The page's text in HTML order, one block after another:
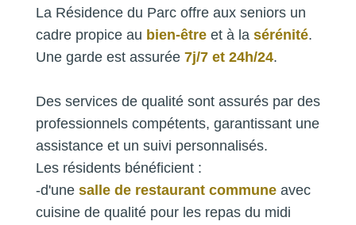
La Résidence du Parc offre aux seniors un
cadre propice au bien-être et à la sérénité.
Une garde est assurée 7j/7 et 24h/24.
Des services de qualité sont assurés par des
professionnels compétents, garantissant une
assistance et un suivi personnalisés.
Les résidents bénéficient :
-d'une salle de restaurant commune avec
cuisine de qualité pour les repas du midi